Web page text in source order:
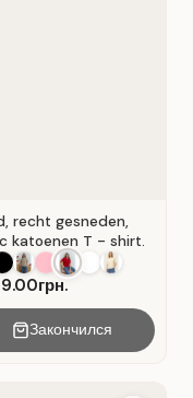
recht gesneden,
katoenen T - shirt.
Закончился